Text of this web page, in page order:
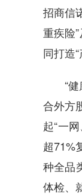
招商信
重疾险
同打造
“健
合外方
起“一
超71%
种全品
体检、